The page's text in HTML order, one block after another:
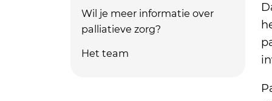
Wil je meer informatie over
palliatieve zorg?
Het team